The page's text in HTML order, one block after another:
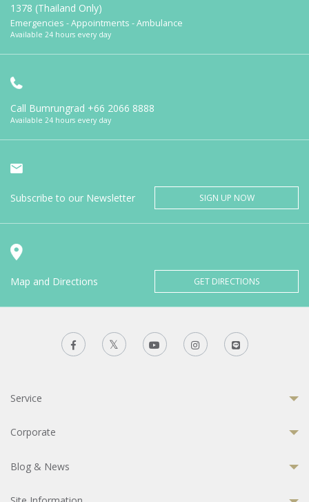
1378 (Thailand Only)
Emergencies - Appointments - Ambulance
Available 24 hours every day
Call Bumrungrad +66 2066 8888
Available 24 hours every day
Subscribe to our Newsletter SIGN UP NOW
Map and Directions GET DIRECTIONS
Service
Corporate
Blog & News